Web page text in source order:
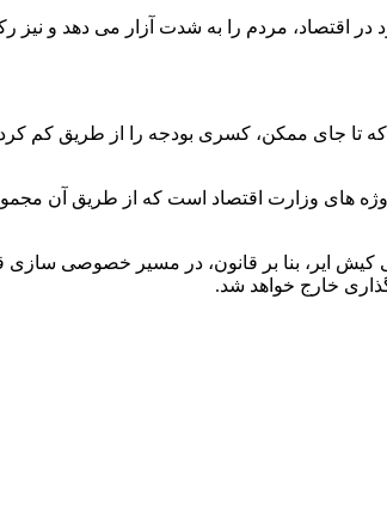
اقتصاد، مردم را به شدت آزار می دهد و
تا جای ممکن، کسری بودجه را از طریق کم
های وزارت اقتصاد است که از طریق آن
ایر، بنا بر قانون، در مسیر خصوصی سازی
خارج خواهد شد.